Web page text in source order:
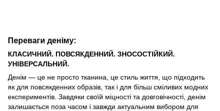
Переваги деніму:
КЛАСИЧНИЙ. ПОВСЯКДЕННИЙ. ЗНОСОСТІЙКИЙ.
УНІВЕРСАЛЬНИЙ.
Денім — це не просто тканина, це стиль життя, що підходить
як для повсякденних образів, так і для більш сміливих модних
експериментів. Завдяки своїй міцності та довговічності, денім
залишається поза часом і завжди актуальним вибором для